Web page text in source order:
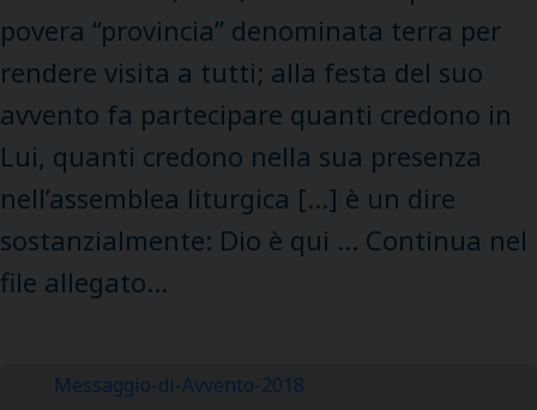
povera “provincia” denominata terra per
rendere visita a tutti; alla festa del suo
avvento fa partecipare quanti credono in
Lui, quanti credono nella sua presenza
nell’assemblea liturgica […] è un dire
sostanzialmente: Dio è qui … Continua nel
file allegato…
Messaggio-di-Avvento-2018